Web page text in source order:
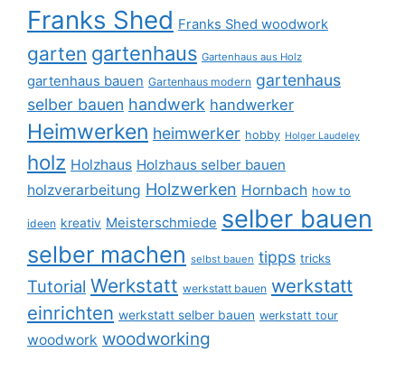
Franks Shed Franks Shed woodwork
garten gartenhaus Gartenhaus aus Holz
gartenhaus bauen Gartenhaus modern gartenhaus
selber bauen handwerk handwerker
Heimwerken heimwerker hobby Holger Laudeley
holz Holzhaus Holzhaus selber bauen
holzverarbeitung Holzwerken Hornbach how to
ideen kreativ Meisterschmiede selber bauen
selber machen selbst bauen tipps tricks
Tutorial Werkstatt werkstatt bauen werkstatt
einrichten werkstatt selber bauen werkstatt tour
woodwork woodworking